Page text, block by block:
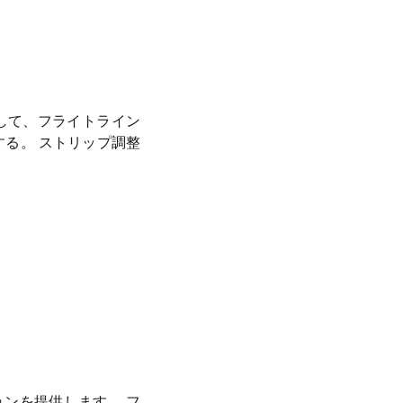
て、フライトライン
。 ストリップ調整